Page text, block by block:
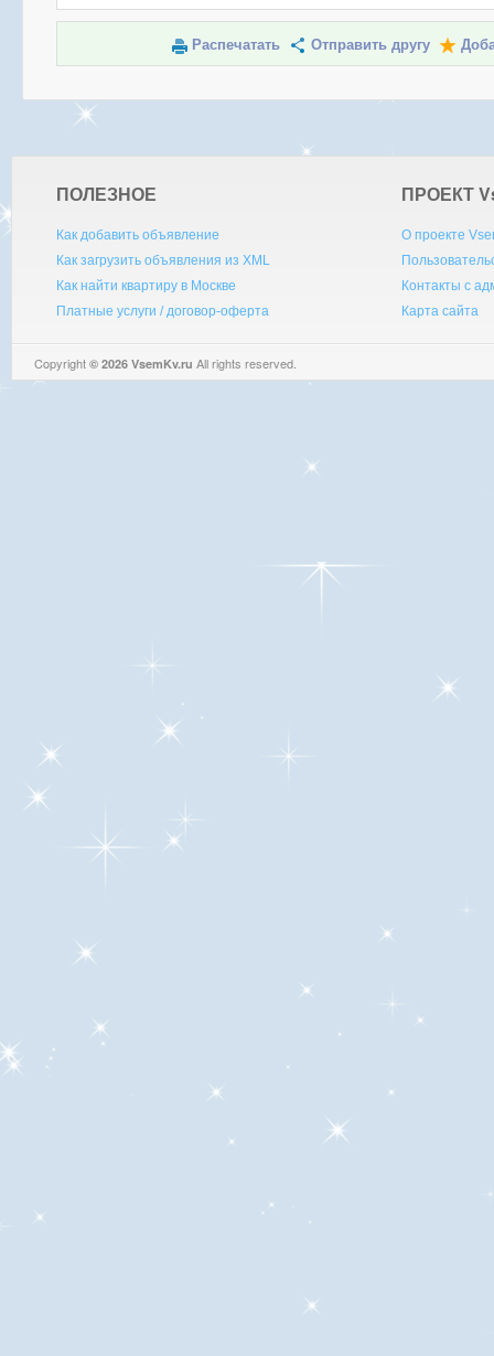
Распечатать Отправить другу
ПОЛЕЗНОЕ
Как добавить объявление
Как загрузить объявления из XML
Как найти квартиру в Москве
Платные услуги / договор-оферта
ПРОЕКТ V
О проекте
Контакты с
Карта сайта
Copyright © 2026 VsemKv.ru All rights reserved.